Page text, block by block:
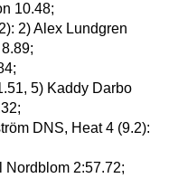
10.48;
2) Alex Lundgren
5) Kaddy Darbo
DNS, Heat 4 (9.2):
Nordblom 2:57.72;